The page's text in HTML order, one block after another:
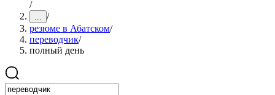
/
... /
резюме в Абатском/
переводчик/
полный день